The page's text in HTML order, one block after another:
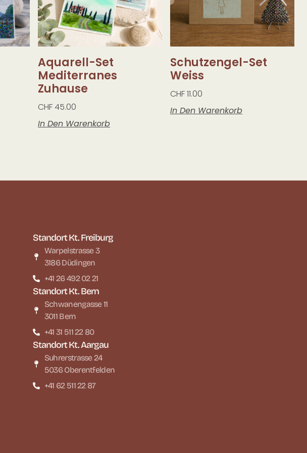
Aquarell-Set
Mediterranes
Zuhause
CHF45.00
In Den Warenkorb
Schutzengel-Set
Weiss
CHF11.00
In Den Warenkorb
Standort Kt. Freiburg
Warpelstrasse 3
3186 Düdingen
+41 26 492 02 21
Standort Kt. Bern
Schwanengasse 11
3011 Bern
+41 31 511 22 80
Standort Kt. Aargau
Suhrerstrasse 24
5036 Oberentfelden
+41 62 511 22 87